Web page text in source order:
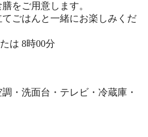
をご用意します。
ごはんと一緒にお楽しみくだ
は 8時00分
・洗面台・テレビ・冷蔵庫・